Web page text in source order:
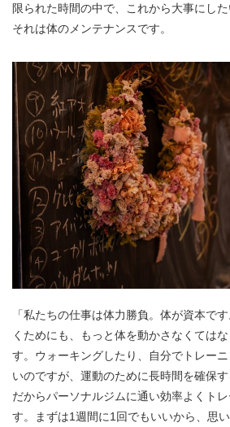
限られた時間の中で、これから大事にした
それは体のメンテナンスです。
「私たちの仕事は体力勝負。体が資本で
くためにも、もっと体を動かさなくては
す。ウォーキングしたり、自分でトレー
いのですが、運動のために長時間を確保す
だからパーソナルジムに通い効率よくト
す。まずは1週間に1回でもいいから、思